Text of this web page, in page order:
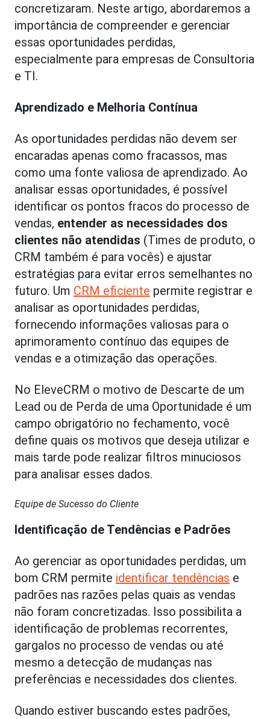
concretizaram. Neste artigo, abordaremos a
importância de compreender e gerenciar
essas oportunidades perdidas,
especialmente para empresas de Consultoria
e TI.
Aprendizado e Melhoria Contínua
As oportunidades perdidas não devem ser
encaradas apenas como fracassos, mas
como uma fonte valiosa de aprendizado. Ao
analisar essas oportunidades, é possível
identificar os pontos fracos do processo de
vendas, entender as necessidades dos
clientes não atendidas (Times de produto, o
CRM também é para vocês) e ajustar
estratégias para evitar erros semelhantes no
futuro. Um CRM eficiente permite registrar e
analisar as oportunidades perdidas,
fornecendo informações valiosas para o
aprimoramento contínuo das equipes de
vendas e a otimização das operações.
No EleveCRM o motivo de Descarte de um
Lead ou de Perda de uma Oportunidade é um
campo obrigatório no fechamento, você
define quais os motivos que deseja utilizar e
mais tarde pode realizar filtros minuciosos
para analisar esses dados.
Equipe de Sucesso do Cliente
Identificação de Tendências e Padrões
Ao gerenciar as oportunidades perdidas, um
bom CRM permite identificar tendências e
padrões nas razões pelas quais as vendas
não foram concretizadas. Isso possibilita a
identificação de problemas recorrentes,
gargalos no processo de vendas ou até
mesmo a detecção de mudanças nas
preferências e necessidades dos clientes.
Quando estiver buscando estes padrões,